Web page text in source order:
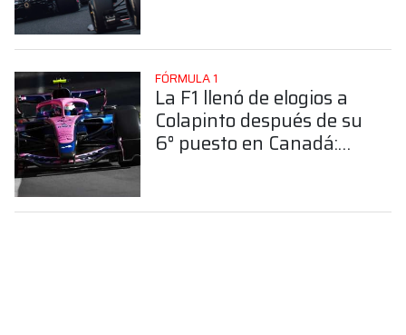
FÓRMULA 1
La F1 llenó de elogios a
Colapinto después de su
6° puesto en Canadá: